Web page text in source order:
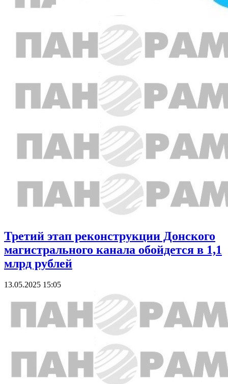
Третий этап реконструкции Донского
магистрального канала обойдется в 1,1
млрд рублей
13.05.2025 15:05